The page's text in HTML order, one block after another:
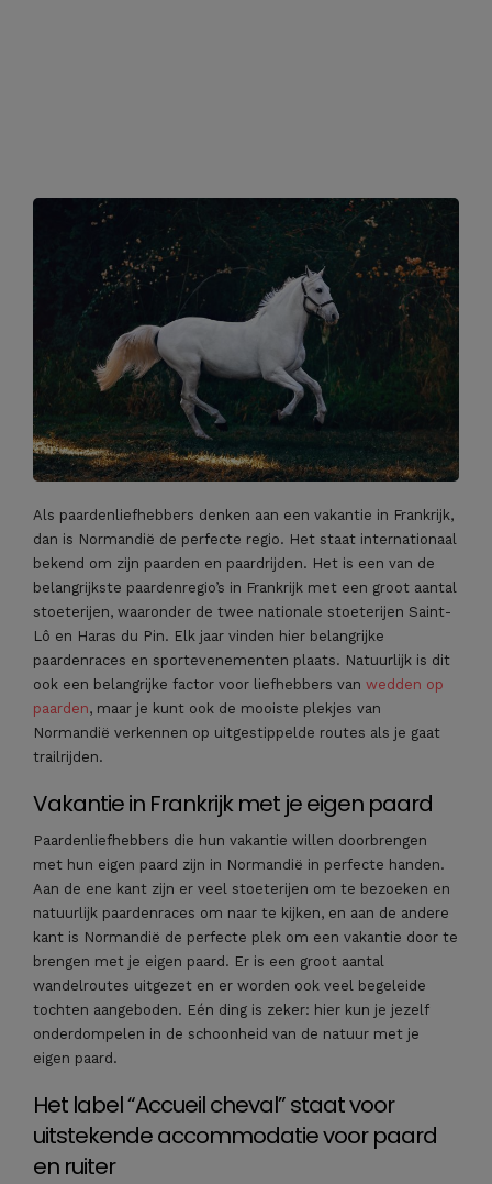
Als paardenliefhebbers denken aan een vakantie in Frankrijk,
dan is Normandië de perfecte regio. Het staat internationaal
bekend om zijn paarden en paardrijden. Het is een van de
belangrijkste paardenregio’s in Frankrijk met een groot aantal
stoeterijen, waaronder de twee nationale stoeterijen Saint-
Lô en Haras du Pin. Elk jaar vinden hier belangrijke
paardenraces en sportevenementen plaats. Natuurlijk is dit
ook een belangrijke factor voor liefhebbers van wedden op
paarden, maar je kunt ook de mooiste plekjes van
Normandië verkennen op uitgestippelde routes als je gaat
trailrijden.
Vakantie in Frankrijk met je eigen paard
Paardenliefhebbers die hun vakantie willen doorbrengen
met hun eigen paard zijn in Normandië in perfecte handen.
Aan de ene kant zijn er veel stoeterijen om te bezoeken en
natuurlijk paardenraces om naar te kijken, en aan de andere
kant is Normandië de perfecte plek om een vakantie door te
brengen met je eigen paard. Er is een groot aantal
wandelroutes uitgezet en er worden ook veel begeleide
tochten aangeboden. Eén ding is zeker: hier kun je jezelf
onderdompelen in de schoonheid van de natuur met je
eigen paard.
Het label “Accueil cheval” staat voor
uitstekende accommodatie voor paard
en ruiter